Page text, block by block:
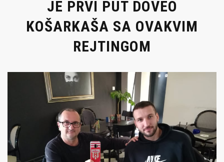
JE PRVI PUT DOVEO
KOŠARKAŠA SA OVAKVIM
REJTINGOM